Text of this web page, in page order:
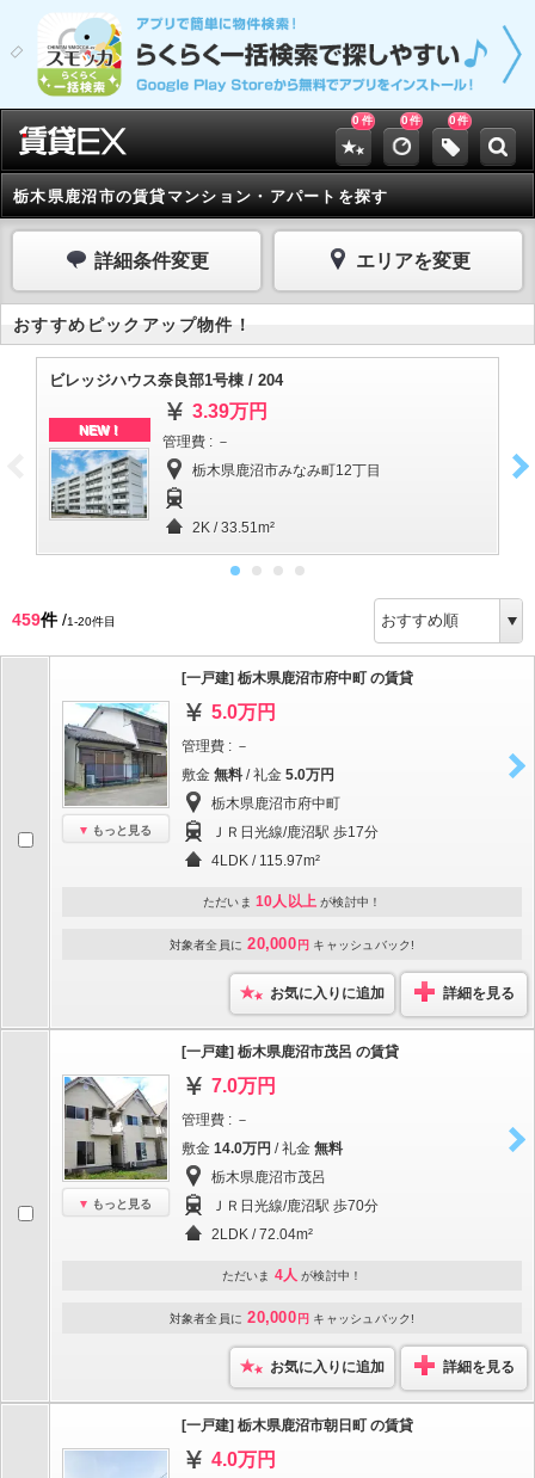
0 件 0件 0件
栃木県鹿沼市の賃貸マンション・アパートを探す
詳細条件変更 エリアを変更
おすすめピックアップ物件！
ビレッジハウス奈良部1号棟 / 204
NEW！
3.39万円
管理費 : －
栃木県鹿沼市みなみ町12丁目
2K / 33.51m²
459件/1-20件目
もっと見る
[一戸建] 栃木県鹿沼市府中町 の賃貸
5.0万円
管理費 : －
敷金 無料 / 礼金 5.0万円
栃木県鹿沼市府中町
ＪＲ日光線/鹿沼駅 歩17分
4LDK / 115.97m²
ただいま 10人以上 が検討中！
対象者全員に 20,000 円 キャッシュバック!
お気に入りに追加 詳細を見る
もっと見る
[一戸建] 栃木県鹿沼市茂呂 の賃貸
7.0万円
管理費 : －
敷金 14.0万円 / 礼金 無料
栃木県鹿沼市茂呂
ＪＲ日光線/鹿沼駅 歩70分
2LDK / 72.04m²
ただいま 4人 が検討中！
対象者全員に 20,000 円 キャッシュバック!
お気に入りに追加 詳細を見る
[一戸建] 栃木県鹿沼市朝日町 の賃貸
4.0万円